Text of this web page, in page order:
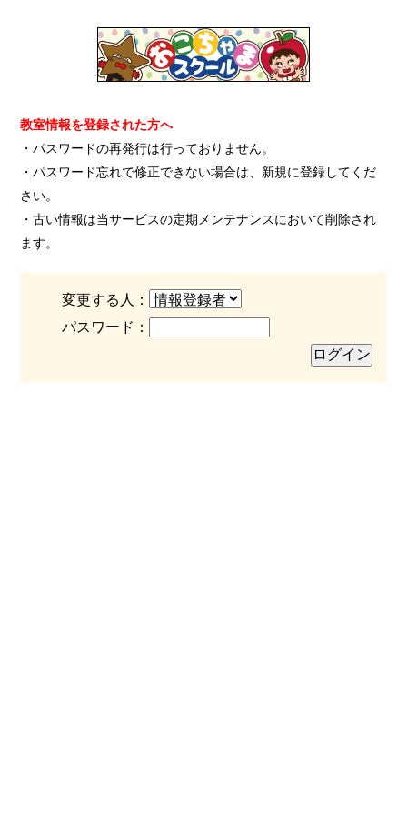
教室情報を登録された方へ
・パスワードの再発行は行っておりません。
・パスワード忘れで修正できない場合は、新規に登録してくだ
さい。
・古い情報は当サービスの定期メンテナンスにおいて削除され
ます。
変更する人：
パスワード：